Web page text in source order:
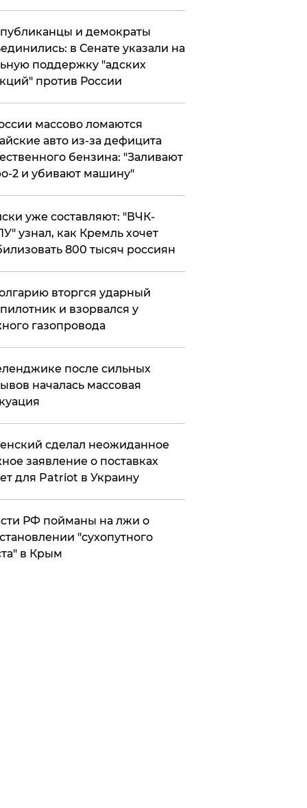
и демократы
в Сенате указали на
поддержку "адских
против России
массово ломаются
авто из-за дефицита
бензина: "Заливают
2 и убивают машину"
уже составляют: "ВЧК-
узнал, как Кремль хочет
800 тысяч россиян
вторгся ударный
и взорвался у
газопровода
после сильных
началась массовая
сделал неожиданное
заявление о поставках
для Patriot в Украину
РФ пойманы на лжи о
"сухопутного
в Крым